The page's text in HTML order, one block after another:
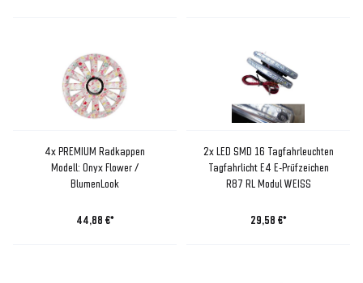
4x PREMIUM Radkappen
Modell: Onyx Flower /
BlumenLook
44,88 €*
2x LED SMD 16 Tagfahrleuchten
Tagfahrlicht E4 E-Prüfzeichen
R87 RL Modul WEISS
29,58 €*